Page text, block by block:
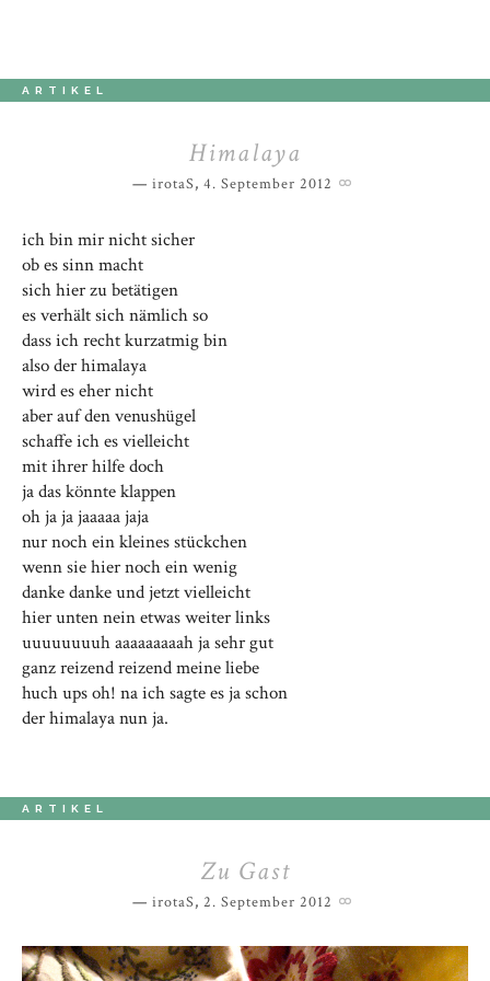
ARTIKEL
Himalaya
irotaS, 4. September 2012
ich bin mir nicht sicher
ob es sinn macht
sich hier zu betätigen
es verhält sich nämlich so
dass ich recht kurzatmig bin
also der himalaya
wird es eher nicht
aber auf den venushügel
schaffe ich es vielleicht
mit ihrer hilfe doch
ja das könnte klappen
oh ja ja jaaaaa jaja
nur noch ein kleines stückchen
wenn sie hier noch ein wenig
danke danke und jetzt vielleicht
hier unten nein etwas weiter links
uuuuuuuuh aaaaaaaaah ja sehr gut
ganz reizend reizend meine liebe
huch ups oh! na ich sagte es ja schon
der himalaya nun ja.
ARTIKEL
Zu Gast
irotaS, 2. September 2012